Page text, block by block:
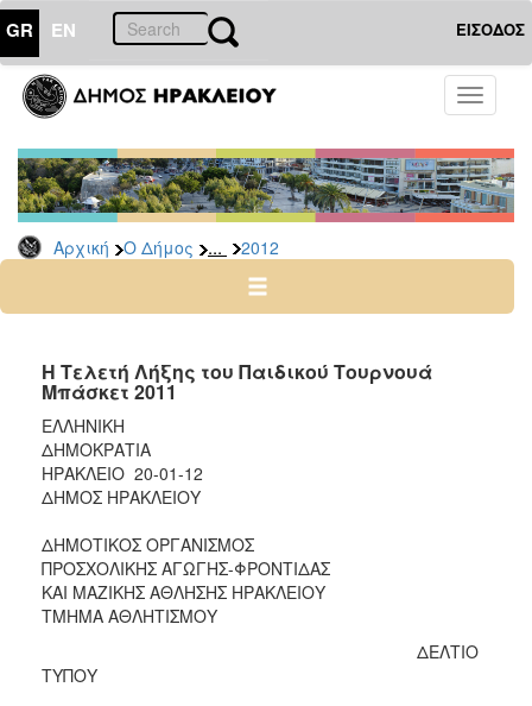
GR EN ΕΙΣΟΔΟΣ
Toggle
Αρχική Ο Δήμος ... 2012
ΔΗΜΟΣ
Δελτία
Τύπου
Αρχείο
2026
2024
2022
2021
2020
2019
2018
2017
2016
2013
Η Τελετή Λήξης του Παιδικού Τουρνουά
Μπάσκετ 2011
ΕΛΛΗΝΙΚΗ
ΔΗΜΟΚΡΑΤΙΑ
ΗΡΑΚΛΕΙΟ 20-01-12
ΔΗΜΟΣ ΗΡΑΚΛΕΙΟΥ
ΔΗΜΟΤΙΚΟΣ ΟΡΓΑΝΙΣΜΟΣ
ΠΡΟΣΧΟΛΙΚΗΣ ΑΓΩΓΗΣ-ΦΡΟΝΤΙΔΑΣ
ΚΑΙ ΜΑΖΙΚΗΣ ΑΘΛΗΣΗΣ ΗΡΑΚΛΕΙΟΥ
ΤΜΗΜΑ ΑΘΛΗΤΙΣΜΟΥ
ΔΕΛΤΙΟ
ΤΥΠΟΥ